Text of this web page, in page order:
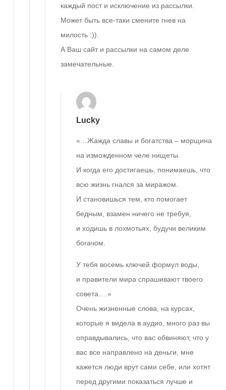
каждый пост и исключение из рассылки.
Может быть все-таки смените гнев на
милость :)).
А Ваш сайт и рассылки на самом деле
замечательные.
Lucky
«…Жажда славы и богатства – морщина
на изможденном челе нищеты.
И когда его достигаешь, понимаешь, что
всю жизнь гнался за миражом.
И становишься тем, кто помогает
бедным, взамен ничего не требуя,
и ходишь в лохмотьях, будучи великим
богачом.
У тебя восемь ключей формул воды,
и правители мира спрашивают твоего
совета….»
Очень жизненные слова, на курсах,
которые я видела в аудио, много раз вы
оправдывались, что вас обвиняют, что у
вас все направлено на деньги, мне
кажется люди врут сами себе, или хотят
перед другими показаться лучше и